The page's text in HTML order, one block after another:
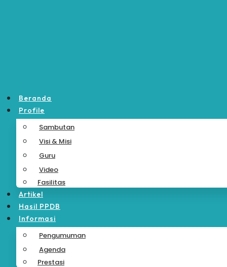
Beranda
Profile
Sambutan
Visi & Misi
Guru
Video
Fasilitas
Artikel
Hasil PPDB
Informasi
Pengumuman
Agenda
Prestasi